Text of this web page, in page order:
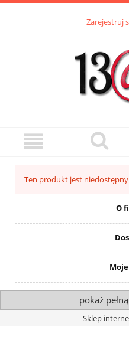
Zarejestruj
Ten produkt jest
O
pokaż
Sklep